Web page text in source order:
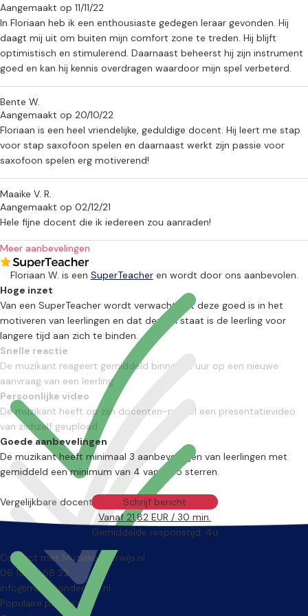
Aangemaakt op 11/11/22
In Floriaan heb ik een enthousiaste gedegen leraar gevonden. Hij
daagt mij uit om buiten mijn comfort zone te treden. Hij blijft
optimistisch en stimulerend. Daarnaast beheerst hij zijn instrument
goed en kan hij kennis overdragen waardoor mijn spel verbeterd.
Bente W.
Aangemaakt op 20/10/22
Floriaan is een heel vriendelijke, geduldige docent. Hij leert me stap
voor stap saxofoon spelen en daarnaast werkt zijn passie voor
saxofoon spelen erg motiverend!
Maaike V. R.
Aangemaakt op 02/12/21
Hele fijne docent die ik iedereen zou aanraden!
Meer aanbevelingen
Floriaan W. is een SuperTeacheren wordt door ons aanbevolen.
Hoge inzet
Van een SuperTeacher wordt verwacht dat deze goed is in het
motiveren van leerlingen en dat deze in staat is de leerling voor
langere tijd aan zich te binden.
Snelle reactie
De muzikant reageert gemiddeld binnen 12 uur op een nieuwe
aanvraag van een leerling
Persoonlijke video
De muzikant heeft op zijn docenten-profiel een presentatievideo
van zichzelf geupload
Goede aanbevelingen
De muzikant heeft minimaal 3 aanbevelingen van leerlingen met
gemiddeld een minimum van 4 van de 5 sterren.
Schrijf bericht
Vanaf 21,82 EUR / 30 min.
Gemiddelde responstijd: 4u
Vergelijkbare docenten
Contact met Muziekonderwijs.nl
06 18 20 58 22
info@muziekonderwijs.nl
Populaire pagina's